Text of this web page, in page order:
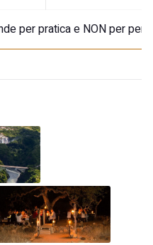
per pratica e NON per